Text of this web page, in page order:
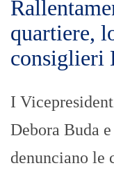
quartiere,
consiglieri
I
Debora Buda
denunciano le